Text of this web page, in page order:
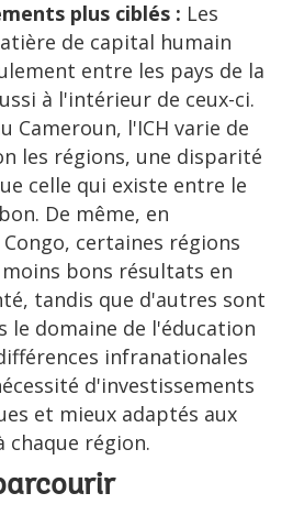
plus ciblés : Les
de capital humain
entre les pays de la
à l'intérieur de ceux-ci.
Cameroun, l'ICH varie de
les régions, une disparité
celle qui existe entre le
De même, en
certaines régions
bons résultats en
tandis que d'autres sont
le domaine de l'éducation
infranationales
d'investissements
et mieux adaptés aux
chaque région.